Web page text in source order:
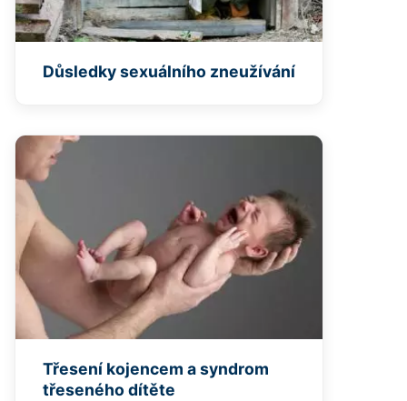
Důsledky sexuálního zneužívání
Třesení kojencem a syndrom
třeseného dítěte